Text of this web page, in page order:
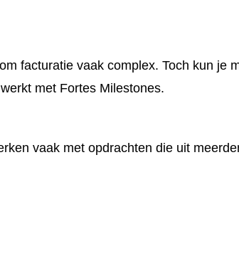
facturatie vaak complex. Toch kun je
met Fortes Milestones.
vaak met opdrachten die uit